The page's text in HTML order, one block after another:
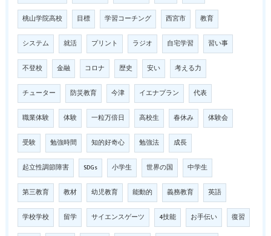
桃山学院高校 目標 学習コーチング 西宮市 教育
システム 就活 プリント ラジオ 自宅学習 習い事
不登校 金融 コロナ 歴史 安い 考える力
チューター 防災教育 今津 イエナプラン 代表
職業体験 体験 一粒万倍日 高校生 春休み 体験会
受験 勉強時間 知的好奇心 勉強法 成長
起立性調節障害 SDGs 小学生 世界の国 中学生
第三教育 教材 幼児教育 能動的 義務教育 英語
学校学校 留学 サイエンスゲーツ 4技能 お手伝い 復習